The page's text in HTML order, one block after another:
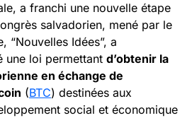
a franchi une nouvelle étape
salvadorien, mené par le
“Nouvelles Idées”, a
une loi permettant d’obtenir la
en échange de
(BTC) destinées aux
social et économique